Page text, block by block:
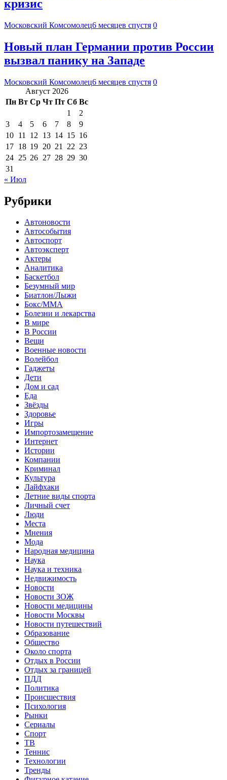
кризис
Московский Комсомолец6 месяцев спустя 0
Новый план Германии против России
вызвал панику на Западе
Московский Комсомолец6 месяцев спустя 0
Август 2026
Пн Вт Ср Чт Пт Сб Вс
1
2
3
4 5 6 7 8
9
10 11 12 13 14 15 16
17 18 19 20 21 22 23
24 25 26 27 28 29 30
31
« Июл
Рубрики
Автоновости
Автособытия
Автоспорт
Автоэксперт
Актеры
Аналитика
Баскетбол
Безумный мир
Биатлон/Лыжи
Бокс/MMA
Болезни и лекарства
В мире
В России
Вещи
Военные новости
Волейбол
Гаджеты
Дети
Дом и сад
Еда
Звёзды
Здоровье
Игры
Импортозамещение
Интернет
Истории
Компании
Криминал
Культура
Лайфхаки
Летние виды спорта
Личный счет
Люди
Места
Мнения
Мода
Народная медицина
Наука
Наука и техника
Недвижимость
Новости
Новости ЗОЖ
Новости медицины
Новости Москвы
Новости путешествий
Образование
Общество
Около спорта
Отдых в России
Отдых за границей
ПДД
Политика
Происшествия
Психология
Рынки
Сериалы
Спорт
ТВ
Теннис
Технологии
Тренды